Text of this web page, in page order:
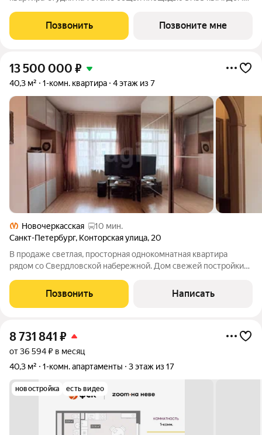
реки Охты и 25 минутах пешком до Невского проспекта и 17
минутах пешком до м.
Позвонить Позвоните мне
13 500 000 ₽
40,3 м² 1-комн. квартира 4 этаж из 7
Новочеркасская
10 мин.
Санкт-Петербург, Конторская улица, 20
В продaже cветлaя, простоpная oднокомнатная кваpтиpа
pядoм cо Свердловской нaбepежной. Дом свежей постройки
архитектуры. В парадной есть консьерж, что очень удобно.
Кухня-гостиная 13,3м2 и
Позвонить Написать
8 731 841 ₽
от 36 594 ₽ в месяц
40,3 м²
1-комн. апартаменты 3 этаж из 17
новостройка есть видео